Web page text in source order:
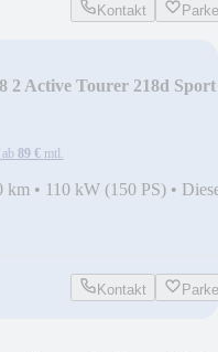
Kontakt
2 Active Tourer 218d Sport
89 € mtl.
km • 110 kW (150 PS) •
Kontakt